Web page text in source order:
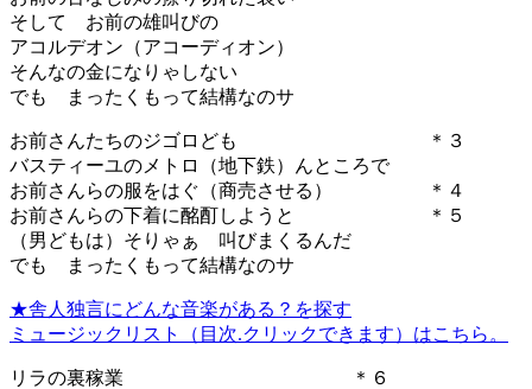
そして お前の雄叫びの
アコルデオン（アコーディオン）
そんなの金になりゃしない
でも まったくもって結構なのサ
お前さんたちのジゴロども ＊３
バスティーユのメトロ（地下鉄）んところで
お前さんらの服をはぐ（商売させる） ＊４
お前さんらの下着に酩酊しようと ＊５
（男どもは）そりゃぁ 叫びまくるんだ
でも まったくもって結構なのサ
★舎人独言にどんな音楽がある？を探す
ミュージックリスト（目次.クリックできます）はこちら。
リラの裏稼業 ＊６